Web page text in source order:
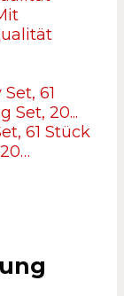
61 Stück